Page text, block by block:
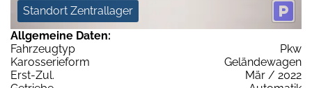
Standort Zentrallager
Allgemeine Daten:
Fahrzeugtyp
Pkw
Karosserieform
Geländewagen
Erst-Zul.
Mär / 2022